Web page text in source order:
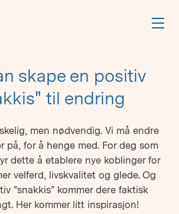
skape en positiv
til endring
men nødvendig. Vi må endre
på, for å henge med. For deg som
dette å etablere nye koblinger for
velferd, livskvalitet og glede. Og
"snakkis" kommer dere faktisk
Her kommer litt inspirasjon!